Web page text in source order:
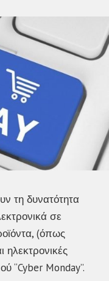
τη δυνατότητα
σε
(όπως
ηλεκτρονικές
“Cyber Monday”.